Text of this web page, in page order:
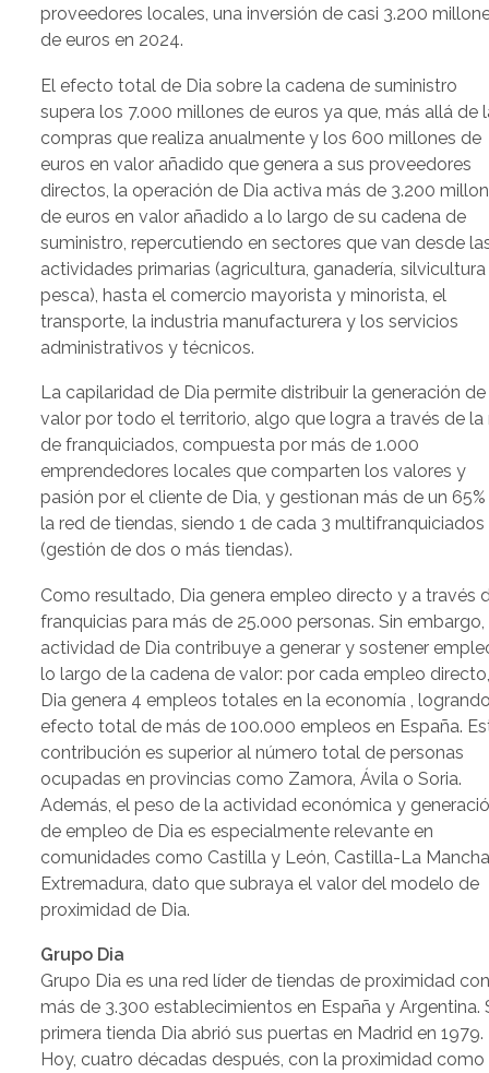
proveedores locales, una inversión de casi 3.200
de euros en 2024.
El efecto total de Dia sobre la cadena de suministro
supera los 7.000 millones de euros ya que, más allá de
compras que realiza anualmente y los 600 millones de
euros en valor añadido que genera a sus proveedores
directos, la operación de Dia activa más de 3.200
de euros en valor añadido a lo largo de su cadena de
suministro, repercutiendo en sectores que van desde
actividades primarias (agricultura, ganadería,
pesca), hasta el comercio mayorista y minorista, el
transporte, la industria manufacturera y los servicios
administrativos y técnicos.
La capilaridad de Dia permite distribuir la generación de
valor por todo el territorio, algo que logra a través de la
de franquiciados, compuesta por más de 1.000
emprendedores locales que comparten los valores y
pasión por el cliente de Dia, y gestionan más de un
la red de tiendas, siendo 1 de cada 3 multifranquiciados
(gestión de dos o más tiendas).
Como resultado, Dia genera empleo directo y a través
franquicias para más de 25.000 personas. Sin embargo,
actividad de Dia contribuye a generar y sostener
lo largo de la cadena de valor: por cada empleo
Dia genera 4 empleos totales en la economía ,
efecto total de más de 100.000 empleos en España.
contribución es superior al número total de personas
ocupadas en provincias como Zamora, Ávila o Soria.
Además, el peso de la actividad económica y
de empleo de Dia es especialmente relevante en
comunidades como Castilla y León, Castilla-La
Extremadura, dato que subraya el valor del modelo de
proximidad de Dia.
Grupo Dia
Grupo Dia es una red líder de tiendas de proximidad
más de 3.300 establecimientos en España y Argentina.
primera tienda Dia abrió sus puertas en Madrid en 1979.
Hoy, cuatro décadas después, con la proximidad como